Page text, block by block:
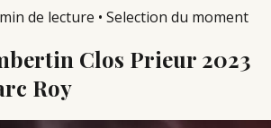
de lecture • Selection du moment
Clos Prieur 2023
Roy